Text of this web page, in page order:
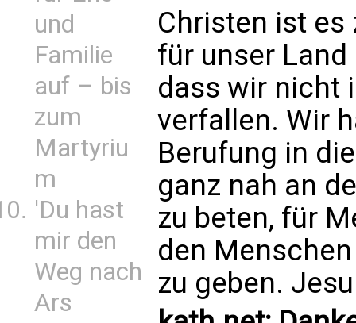
und
Familie
auf – bis
zum
Martyriu
m
'Du hast
mir den
Weg nach
Ars
Christen ist es
für unser
dass wir nicht
verfallen. Wir
Berufung in
ganz nah an
zu beten, für
den
zu geben.